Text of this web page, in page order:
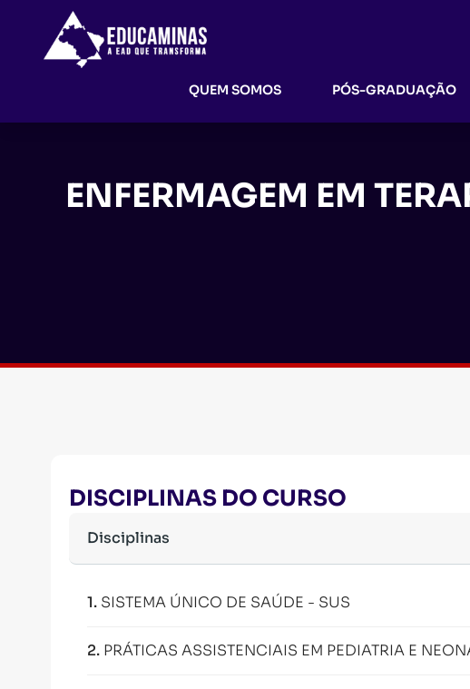
QUEM SOMOS PÓS-GRADUAÇÃO
ENFERMAGEM EM
DISCIPLINAS DO CURSO
Disciplinas
1. SISTEMA ÚNICO DE SAÚDE - SUS
2. PRÁTICAS ASSISTENCIAIS EM PEDIATRIA E